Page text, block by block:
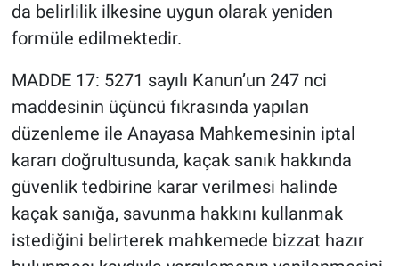
da belirlilik ilkesine uygun olarak yeniden
formüle edilmektedir.
MADDE 17: 5271 sayılı Kanun’un 247 nci
maddesinin üçüncü fıkrasında yapılan
düzenleme ile Anayasa Mahkemesinin iptal
kararı doğrultusunda, kaçak sanık hakkında
güvenlik tedbirine karar verilmesi halinde
kaçak sanığa, savunma hakkını kullanmak
istediğini belirterek mahkemede bizzat hazır